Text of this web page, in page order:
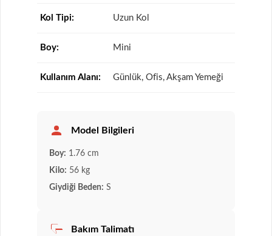
Kol Tipi: Uzun Kol
Boy: Mini
Kullanım Alanı: Günlük, Ofis, Akşam Yemeği
Model Bilgileri
Boy: 1.76 cm
Kilo: 56 kg
Giydiği Beden: S
Bakım Talimatı